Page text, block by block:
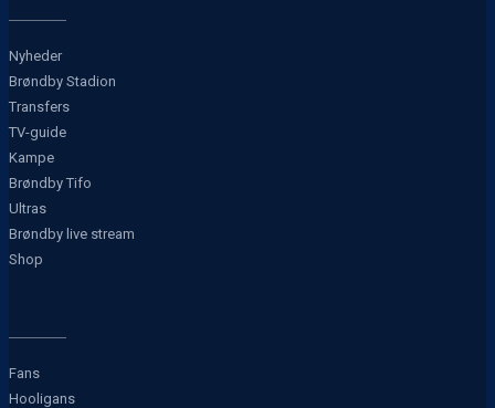
Nyheder
Brøndby Stadion
Transfers
TV-guide
Kampe
Brøndby Tifo
Ultras
Brøndby live stream
Shop
Fans
Hooligans